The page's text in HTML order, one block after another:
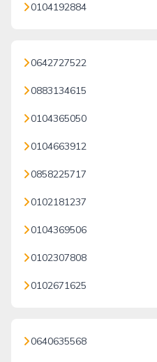
0104192884
0642727522
0883134615
0104365050
0104663912
0858225717
0102181237
0104369506
0102307808
0102671625
0640635568